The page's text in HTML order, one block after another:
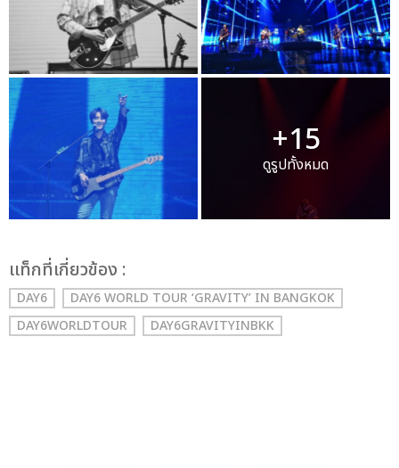
+15
ดูรูปทั้งหมด
เเท็กที่เกี่ยวข้อง :
DAY6
DAY6 WORLD TOUR ‘GRAVITY’ IN BANGKOK
DAY6WORLDTOUR
DAY6GRAVITYINBKK